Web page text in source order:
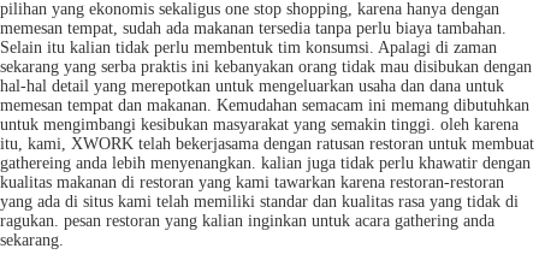
pilihan yang ekonomis sekaligus one stop shopping, karena hanya dengan
memesan tempat, sudah ada makanan tersedia tanpa perlu biaya tambahan.
Selain itu kalian tidak perlu membentuk tim konsumsi. Apalagi di zaman
sekarang yang serba praktis ini kebanyakan orang tidak mau disibukan dengan
hal-hal detail yang merepotkan untuk mengeluarkan usaha dan dana untuk
memesan tempat dan makanan. Kemudahan semacam ini memang dibutuhkan
untuk mengimbangi kesibukan masyarakat yang semakin tinggi. oleh karena
itu, kami, XWORK telah bekerjasama dengan ratusan restoran untuk membuat
gathereing anda lebih menyenangkan. kalian juga tidak perlu khawatir dengan
kualitas makanan di restoran yang kami tawarkan karena restoran-restoran
yang ada di situs kami telah memiliki standar dan kualitas rasa yang tidak di
ragukan. pesan restoran yang kalian inginkan untuk acara gathering anda
sekarang.